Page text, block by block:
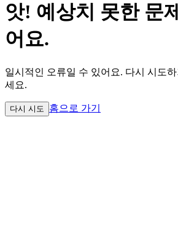
앗! 예상치 못한 문
어요.
일시적인 오류일 수 있어요. 다시 시도
세요.
다시 시도 홈으로 가기